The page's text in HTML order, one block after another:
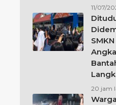
11/07/
20 jam